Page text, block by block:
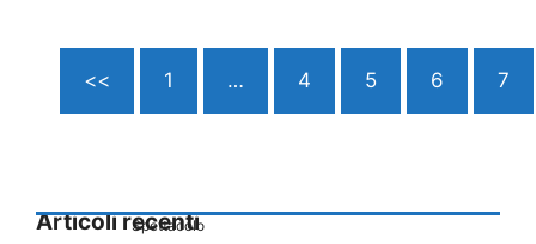
<< 1 … 4 5 6 7
Articoli recenti
Spettacolo